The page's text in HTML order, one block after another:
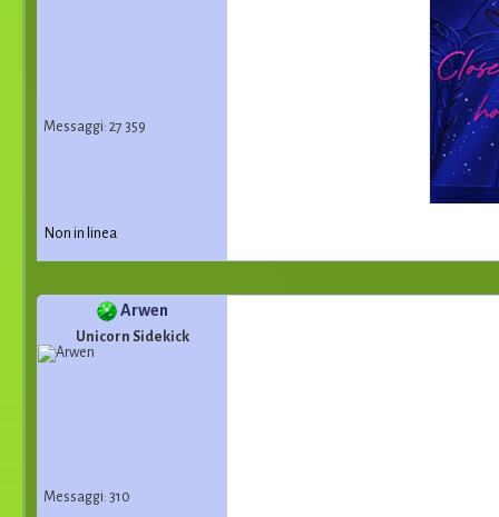
Messaggi: 27 359
Non in linea
Arwen
Unicorn Sidekick
Messaggi: 310